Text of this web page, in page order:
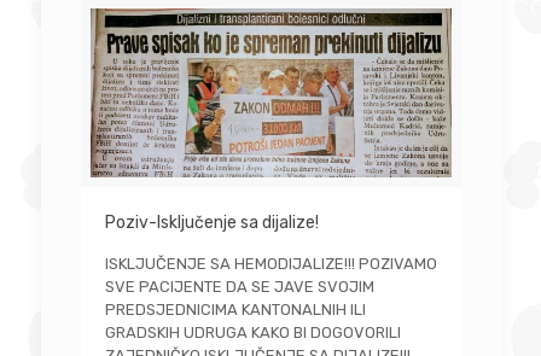
Poziv-Isključenje sa dijalize!
ISKLJUČENJE SA HEMODIJALIZE!!! POZIVAMO
SVE PACIJENTE DA SE JAVE SVOJIM
PREDSJEDNICIMA KANTONALNIH ILI
GRADSKIH UDRUGA KAKO BI DOGOVORILI